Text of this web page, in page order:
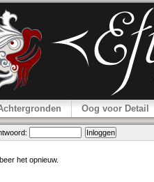
Oog voor Detail
het opnieuw.